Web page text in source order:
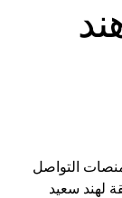
التواصل
لهند سعيد